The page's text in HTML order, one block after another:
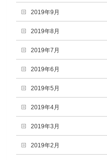
2019年9月
2019年8月
2019年7月
2019年6月
2019年5月
2019年4月
2019年3月
2019年2月